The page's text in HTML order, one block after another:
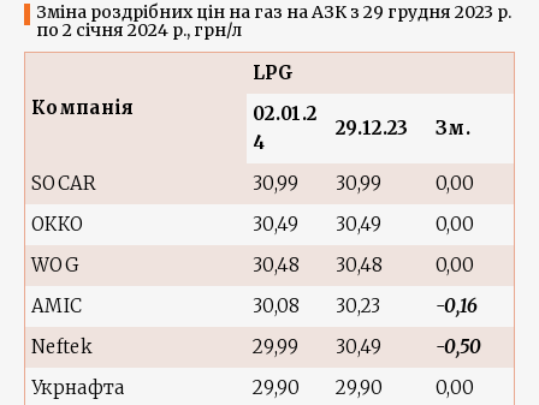
Зміна роздрібних цін на газ на АЗК з 29 грудня 2023 р.
по 2 січня 2024 р., грн/л
Компанія
LPG
02.01.2
4
29.12.23 Зм.
SOCAR 30,99 30,99
0,00
ОККО
30,49 30,49
0,00
WOG
30,48 30,48
0,00
AMIC
30,08 30,23
-0,16
Neftek
29,99 30,49
-0,50
Укрнафта
29,90 29,90
0,00